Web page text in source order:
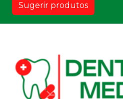
Sugerir produtos